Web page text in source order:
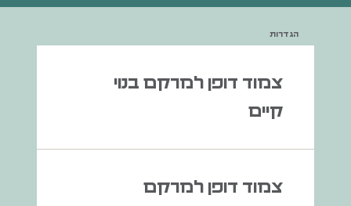
הגדרות
צמוד דופן למרקם בנוי
קיים
צמוד דופן למרקם